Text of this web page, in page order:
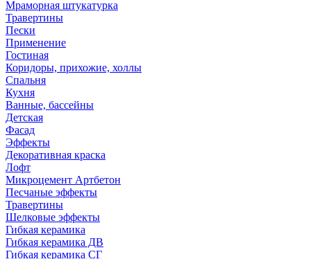
Мраморная штукатурка
Травертины
Пески
Применение
Гостиная
Коридоры, прихожие, холлы
Спальня
Кухня
Ванные, бассейны
Детская
Фасад
Эффекты
Декоративная краска
Лофт
Микроцемент Артбетон
Песчаные эффекты
Травертины
Шелковые эффекты
Гибкая керамика
Гибкая керамика ДВ
Гибкая керамика СГ